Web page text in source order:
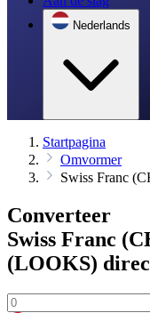
Nederlands
Startpagina
Omvormer
Swiss Franc
Converteer
Swiss Franc
(LOOKS)